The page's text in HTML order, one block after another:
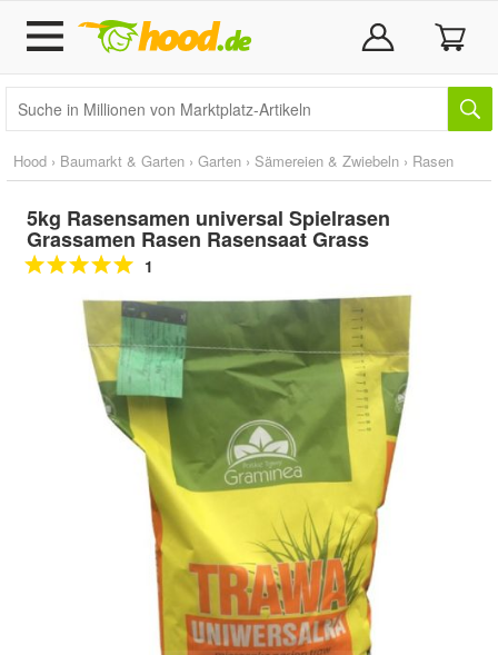
Hood › Baumarkt & Garten › Garten › Sämereien & Zwiebeln › Rasen
5kg Rasensamen universal Spielrasen
Grassamen Rasen Rasensaat Grass
1